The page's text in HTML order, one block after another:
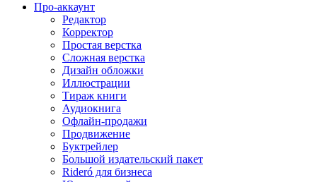
Про-аккаунт
Редактор
Корректор
Простая верстка
Сложная верстка
Дизайн обложки
Иллюстрации
Тираж книги
Аудиокнига
Офлайн-продажи
Продвижение
Буктрейлер
Большой издательский пакет
Rideró для бизнеса